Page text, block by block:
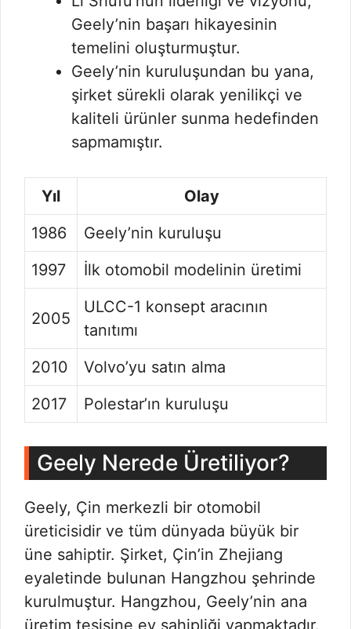
Geely’nin başarı hikayesinin
temelini oluşturmuştur.
Geely’nin kuruluşundan bu yana,
şirket sürekli olarak yenilikçi ve
kaliteli ürünler sunma hedefinden
sapmamıştır.
Yıl
Olay
1986
Geely’nin kuruluşu
1997
İlk otomobil modelinin üretimi
2005
ULCC-1 konsept aracının
tanıtımı
2010
Volvo’yu satın alma
2017
Polestar’ın kuruluşu
Geely Nerede Üretiliyor?
Geely, Çin merkezli bir otomobil
üreticisidir ve tüm dünyada büyük bir
üne sahiptir. Şirket, Çin’in Zhejiang
eyaletinde bulunan Hangzhou şehrinde
kurulmuştur. Hangzhou, Geely’nin ana
üretim tesisine ev sahipliği yapmaktadır.